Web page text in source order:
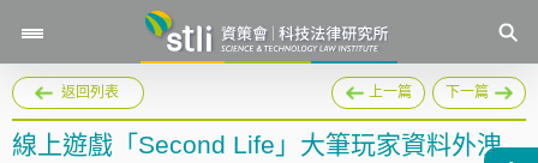
返回列表 上一篇 下一篇
線上遊戲「Second Life」大筆玩家資料外洩